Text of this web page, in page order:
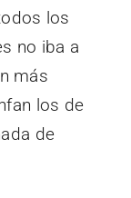
los
no iba a
más
los de
de